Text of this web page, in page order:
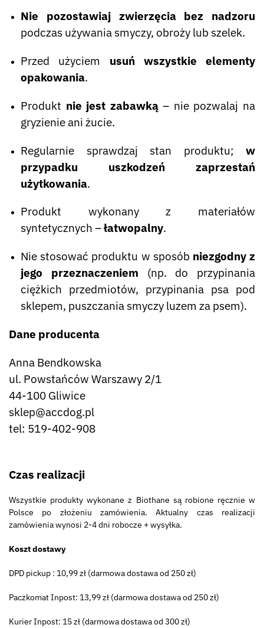
Nie pozostawiaj zwierzęcia bez nadzoru
podczas używania smyczy, obroży lub szelek.
Przed użyciem usuń wszystkie elementy
opakowania.
Produkt nie jest zabawką– nie pozwalaj na
gryzienie ani żucie.
Regularnie sprawdzaj stan produktu; w
przypadku uszkodzeń zaprzestań
użytkowania.
Produkt wykonany z materiałów
syntetycznych –łatwopalny.
Nie stosować produktu w sposób niezgodny z
jego przeznaczeniem (np. do przypinania
ciężkich przedmiotów, przypinania psa pod
sklepem, puszczania smyczy luzem za psem).
Dane producenta
Anna Bendkowska
ul. Powstańców Warszawy 2/1
44-100 Gliwice
sklep@accdog.pl
tel: 519-402-908
Czas realizacji
Wszystkie produkty wykonane z Biothane są robione ręcznie w
Polsce po złożeniu zamówienia. Aktualny czas realizacji
zamówienia wynosi 2-4 dni robocze + wysyłka.
Koszt dostawy
DPD pickup : 10,99 zł (darmowa dostawa od 250 zł)
Paczkomat Inpost: 13,99 zł (darmowa dostawa od 250 zł)
Kurier Inpost: 15 zł (darmowa dostawa od 300 zł)